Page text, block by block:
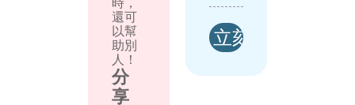
還可
以幫
助別
人！
分
享